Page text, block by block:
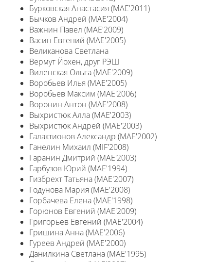
Бурковская Анастасия (MAE'2011)
Бычков Андрей (MAE'2004)
Важнин Павел (MAE'2009)
Васин Евгений (MAE'2005)
Великанова Светлана
Вермут Йохен, друг РЭШ
Виленская Ольга (MAE'2009)
Воробьев Илья (MAE'2005)
Воробьев Максим (MAE'2006)
Воронин Антон (MAE'2008)
Выхристюк Алла (MAE'2003)
Выхристюк Андрей (MAE'2003)
Галактионов Александр (MAE'2002)
Ганелин Михаил (MIF'2008)
Гаранин Дмитрий (MAE'2003)
Гарбузов Юрий (MAE'1994)
Гизбрехт Татьяна (MAE'2007)
Годунова Мария (MAE'2008)
Горбачева Елена (MAE'1998)
Горюнов Евгений (MAE'2009)
Григорьев Евгений (MAE'2004)
Гришина Анна (MAE'2006)
Гуреев Андрей (MAE'2000)
Данилкина Светлана (MAE'1995)